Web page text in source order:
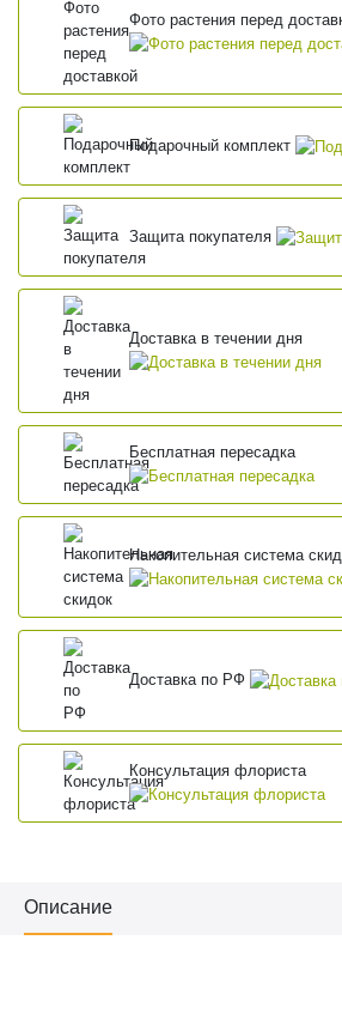
Фото растения перед
Подарочный комплект
Защита покупателя
Доставка в течении дня
Бесплатная пересадка
Накопительная система
Доставка по РФ
Консультация флориста
Описание